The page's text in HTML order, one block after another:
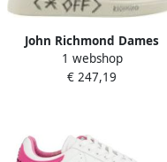
John Richmond Dames
Sneakers Trendy Stijl White
Dames
1 webshop
€ 247,19